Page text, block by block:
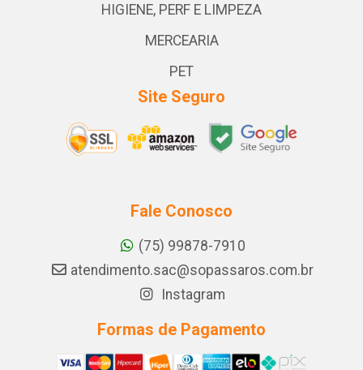
HIGIENE, PERF E LIMPEZA
MERCEARIA
PET
Site Seguro
Fale Conosco
(75) 99878-7910
atendimento.sac@sopassaros.com.br
Instagram
Formas de Pagamento